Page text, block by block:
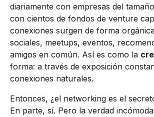
diariamente con empresas del
con cientos de fondos de venture
conexiones surgen de forma
sociales, meetups, eventos,
amigos en común. Así es como la
forma: a través de exposición
conexiones naturales.
Entonces, ¿el networking es el
En parte, sí. Pero la verdad